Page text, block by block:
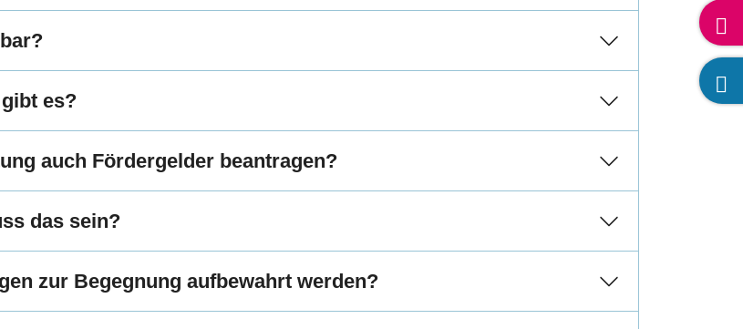
es?
auch Fördergelder beantragen?
das sein?
zur Begegnung aufbewahrt werden?